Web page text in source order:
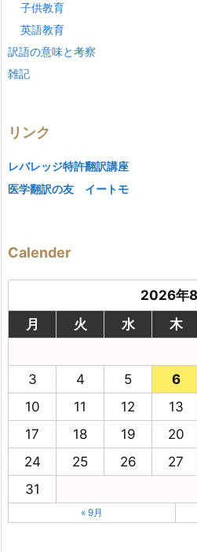
子供教育
英語教育
訳語の意味と考察
雑記
リンク
レバレッジ特許翻訳講座
医学翻訳の友 イートモ
Calender
2026年8
月
火 水 木
3
4 5 6
10
11 12 13
17
18 19 20
24
25 26 27
31
« 9月